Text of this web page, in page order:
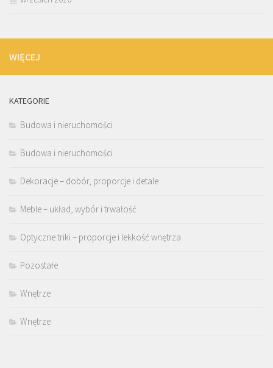
WIĘCEJ
KATEGORIE
Budowa i nieruchomości
Budowa i nieruchomości
Dekoracje – dobór, proporcje i detale
Meble – układ, wybór i trwałość
Optyczne triki – proporcje i lekkość wnętrza
Pozostałe
Wnętrze
Wnętrze